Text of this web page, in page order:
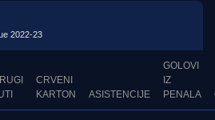
2022-23
CRVENI
KARTON
ASISTENCIJE
GOLOVI
IZ
PENALA